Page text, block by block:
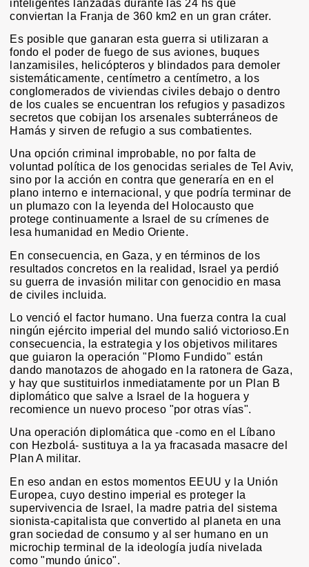
inteligentes lanzadas durante las 24 hs que
conviertan la Franja de 360 km2 en un gran cráter.
Es posible que ganaran esta guerra si utilizaran a
fondo el poder de fuego de sus aviones, buques
lanzamisiles, helicópteros y blindados para demoler
sistemáticamente, centímetro a centímetro, a los
conglomerados de viviendas civiles debajo o dentro
de los cuales se encuentran los refugios y pasadizos
secretos que cobijan los arsenales subterráneos de
Hamás y sirven de refugio a sus combatientes.
Una opción criminal improbable, no por falta de
voluntad política de los genocidas seriales de Tel Aviv,
sino por la acción en contra que generaría en en el
plano interno e internacional, y que podría terminar de
un plumazo con la leyenda del Holocausto que
protege continuamente a Israel de su crímenes de
lesa humanidad en Medio Oriente.
En consecuencia, en Gaza, y en términos de los
resultados concretos en la realidad, Israel ya perdió
su guerra de invasión militar con genocidio en masa
de civiles incluida.
Lo venció el factor humano. Una fuerza contra la cual
ningún ejército imperial del mundo salió victorioso.En
consecuencia, la estrategia y los objetivos militares
que guiaron la operación "Plomo Fundido" están
dando manotazos de ahogado en la ratonera de Gaza,
y hay que sustituirlos inmediatamente por un Plan B
diplomático que salve a Israel de la hoguera y
recomience un nuevo proceso "por otras vías".
Una operación diplomática que -como en el Líbano
con Hezbolá- sustituya a la ya fracasada masacre del
Plan A militar.
En eso andan en estos momentos EEUU y la Unión
Europea, cuyo destino imperial es proteger la
supervivencia de Israel, la madre patria del sistema
sionista-capitalista que convertido al planeta en una
gran sociedad de consumo y al ser humano en un
microchip terminal de la ideología judía nivelada
como "mundo único".